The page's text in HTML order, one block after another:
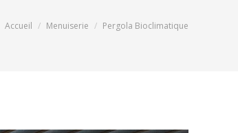
Vous êtes ici :
Accueil Menuiserie Pergola Bioclimatique